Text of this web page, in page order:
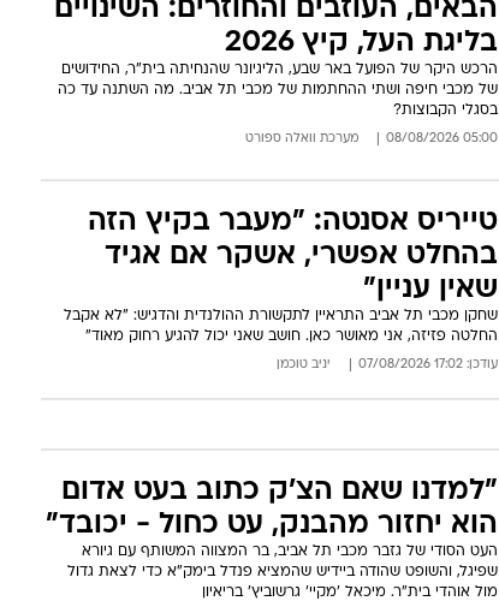
הבאים, העוזבים והחוזרים: השינויים
בליגת העל, קיץ 2026
הרכש היקר של הפועל באר שבע, הליגיונר שהנחיתה בית"ר, החידושים
של מכבי חיפה ושתי ההחתמות של מכבי תל אביב. מה השתנה עד כה
בסגלי הקבוצות?
05:00 08/08/2026 מערכת וואלה ספורט
טייריס אסנטה: "מעבר בקיץ הזה
בהחלט אפשרי, אשקר אם אגיד
שאין עניין"
שחקן מכבי תל אביב התראיין לתקשורת ההולנדית והדגיש: "לא אקבל
החלטה פזיזה, אני מאושר כאן. חושב שאני יכול להגיע רחוק מאוד"
עודכן: 17:02 07/08/2026 יניב טוכמן
"למדנו שאם הצ'ק כתוב בעט אדום
הוא יחזור מהבנק, עט כחול - יכובד"
העט הסודי של גזבר מכבי תל אביב, בר המצווה המשותף עם גיורא
שפיגל, והשופט שהודה ביידיש שהמציא פנדל בימק"א כדי לצאת גדול
מול אוהדי בית"ר. מיכאל 'מקיי' גרשוביץ' בריאיון